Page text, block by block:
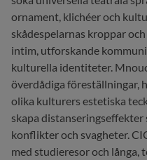
ornament, klichéer och
skådespelarnas kroppar
intim, utforskande
kulturella identiteter.
överdådiga föreställningar,
olika kulturers estetiska
skapa distanseringseffekter
konflikter och svagheter.
med studieresor och långa,